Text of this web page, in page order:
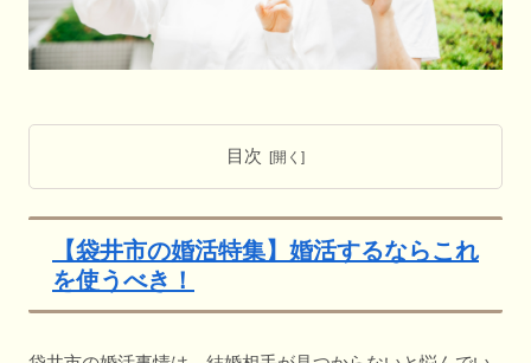
目次
【袋井市の婚活特集】婚活するならこれ
を使うべき！